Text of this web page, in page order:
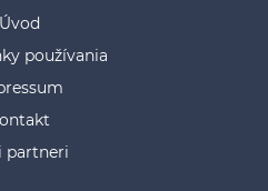
Úvod
používania
partneri